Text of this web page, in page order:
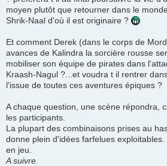
moyen plutôt que retourner dans le
Shrik-Naal d'où il est originaire ?
Et comment Derek (dans le corps de
avances de Kalindra la sorcière rousse
mobiliser son équipe de pirates dans
Kraash-Nagul ?...et voudra t il rentrer
l'issue de toutes ces aventures épiques ?
A chaque question, une scène répondra,
les participants.
La plupart des combinaisons prises au
donne plein d'idées farfelues
en jeu.
A suivre.